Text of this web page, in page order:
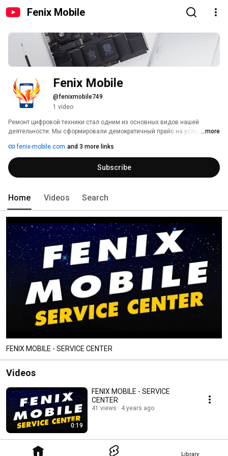
Fenix Mobile
Library
Fenix Mobile
@fenixmobile749
1 video
Ремонт цифровой техники стал одним из основных видов нашей
деятельности. Мы сформировали демократичный прайс на услуги и ...more
fenix-mobile.com and 3 more links
Subscribe
Home Videos Search
FENIX MOBILE - SERVICE CENTER
Videos
0:19
FENIX MOBILE - SERVICE
CENTER
41 views 4 years ago